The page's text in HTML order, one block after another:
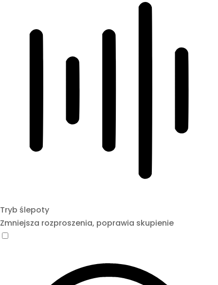
Tryb ślepoty
Zmniejsza rozproszenia, poprawia skupienie